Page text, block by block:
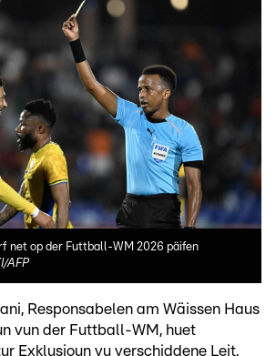
net op der Futtball-WM 2026 päifen
AFP
Responsabelen am Wäissen Haus
vun der Futtball-WM, huet
Exklusioun vu verschiddene Leit,